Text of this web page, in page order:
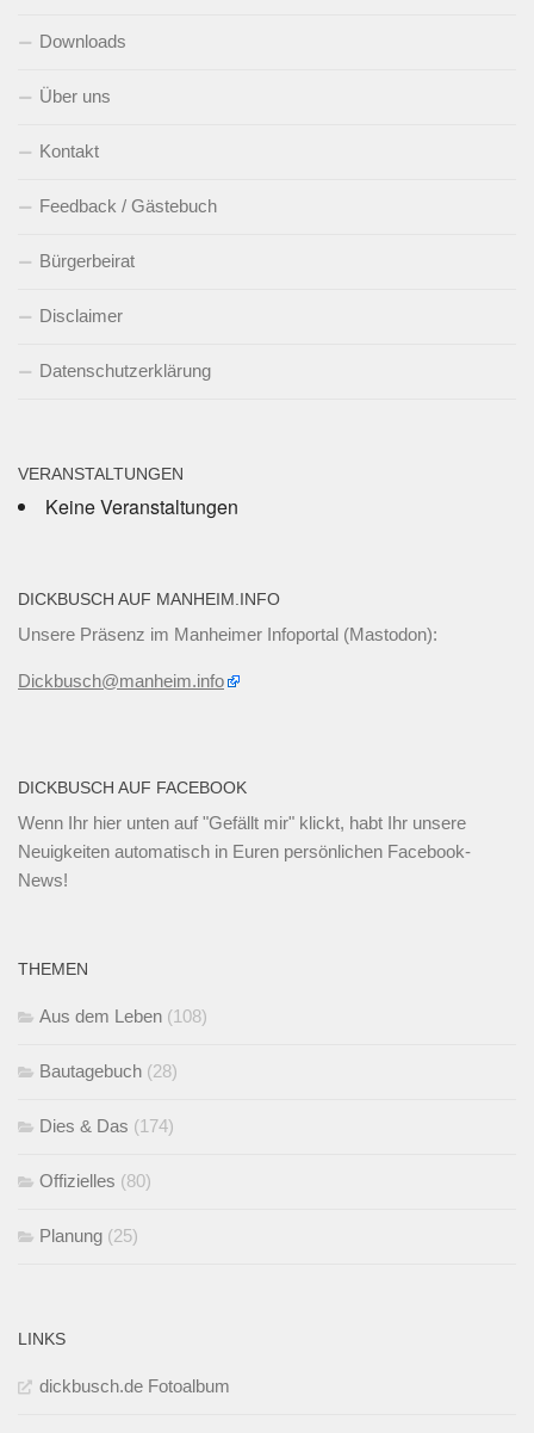
Downloads
Über uns
Kontakt
Feedback / Gästebuch
Bürgerbeirat
Disclaimer
Datenschutzerklärung
VERANSTALTUNGEN
Keine Veranstaltungen
DICKBUSCH AUF MANHEIM.INFO
Unsere Präsenz im Manheimer Infoportal (Mastodon):
Dickbusch@manheim.info
DICKBUSCH AUF FACEBOOK
Wenn Ihr hier unten auf "Gefällt mir" klickt, habt Ihr unsere
Neuigkeiten automatisch in Euren persönlichen Facebook-
News!
THEMEN
Aus dem Leben (108)
Bautagebuch (28)
Dies & Das (174)
Offizielles (80)
Planung (25)
LINKS
dickbusch.de Fotoalbum